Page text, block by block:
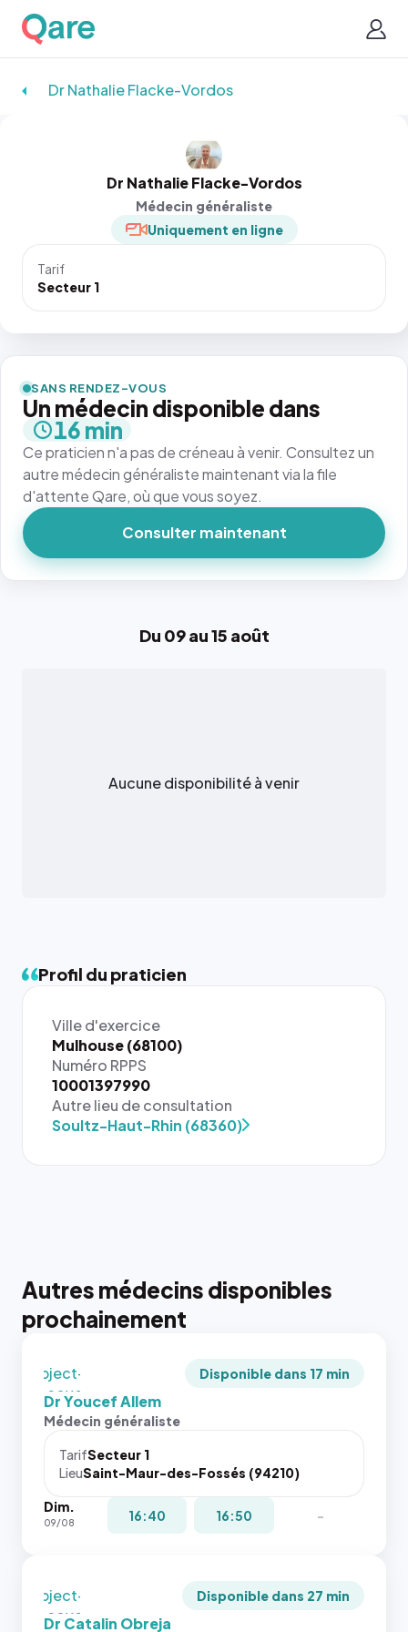
Dr Nathalie Flacke-Vordos
Dr Nathalie Flacke-Vordos
Médecin généraliste
Uniquement en ligne
Tarif
Secteur 1
Du 09 au 15 août
Aucune disponibilité à venir
Profil du praticien
Ville d'exercice
Mulhouse (68100)
Numéro RPPS
10001397990
Autre lieu de consultation
Soultz-Haut-Rhin (68360)
SANS RENDEZ-VOUS
Un médecin disponible dans
16 min
Ce praticien n'a pas de créneau à venir. Consultez un
autre médecin généraliste maintenant via la file
d'attente Qare, où que vous soyez.
Consulter maintenant
Autres médecins disponibles
prochainement
{# 40×40
: la taille
rendue par
`.profile-
puisque la
photo est
recadrée
`object-
fit: cover`.
Sans ces
navigateur
pas la
place, et
dernières
images de
Disponible dans 17 min
Dr Youcef Allem
Médecin généraliste
TarifSecteur 1
LieuSaint-Maur-des-Fossés (94210)
Dim.
09/08 16:40 16:50 -
{# 40×40
: la taille
rendue par
picture`,
et un
rapport 1:1
juste à
toutes les
puisque la
`object-
fit: cover`.
Disponible dans 27 min
Dr Catalin Obreja